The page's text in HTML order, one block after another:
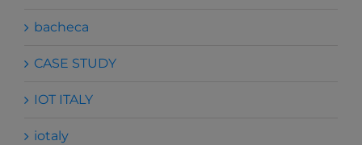
bacheca
CASE STUDY
IOT ITALY
iotaly